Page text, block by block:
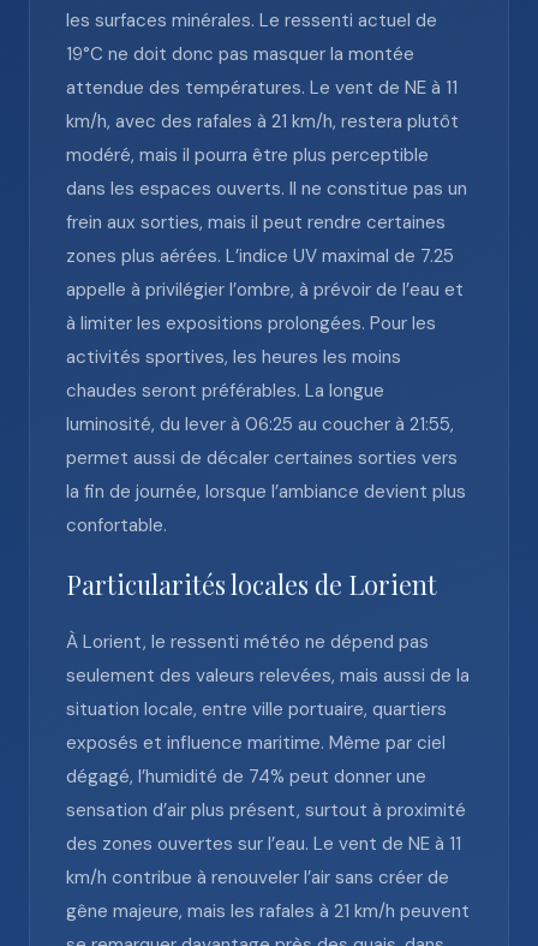
les surfaces minérales. Le ressenti actuel de
19°C ne doit donc pas masquer la montée
attendue des températures. Le vent de NE à 11
km/h, avec des rafales à 21 km/h, restera plutôt
modéré, mais il pourra être plus perceptible
dans les espaces ouverts. Il ne constitue pas un
frein aux sorties, mais il peut rendre certaines
zones plus aérées. L’indice UV maximal de 7.25
appelle à privilégier l’ombre, à prévoir de l’eau et
à limiter les expositions prolongées. Pour les
activités sportives, les heures les moins
chaudes seront préférables. La longue
luminosité, du lever à 06:25 au coucher à 21:55,
permet aussi de décaler certaines sorties vers
la fin de journée, lorsque l’ambiance devient plus
confortable.
Particularités locales de Lorient
À Lorient, le ressenti météo ne dépend pas
seulement des valeurs relevées, mais aussi de la
situation locale, entre ville portuaire, quartiers
exposés et influence maritime. Même par ciel
dégagé, l’humidité de 74% peut donner une
sensation d’air plus présent, surtout à proximité
des zones ouvertes sur l’eau. Le vent de NE à 11
km/h contribue à renouveler l’air sans créer de
gêne majeure, mais les rafales à 21 km/h peuvent